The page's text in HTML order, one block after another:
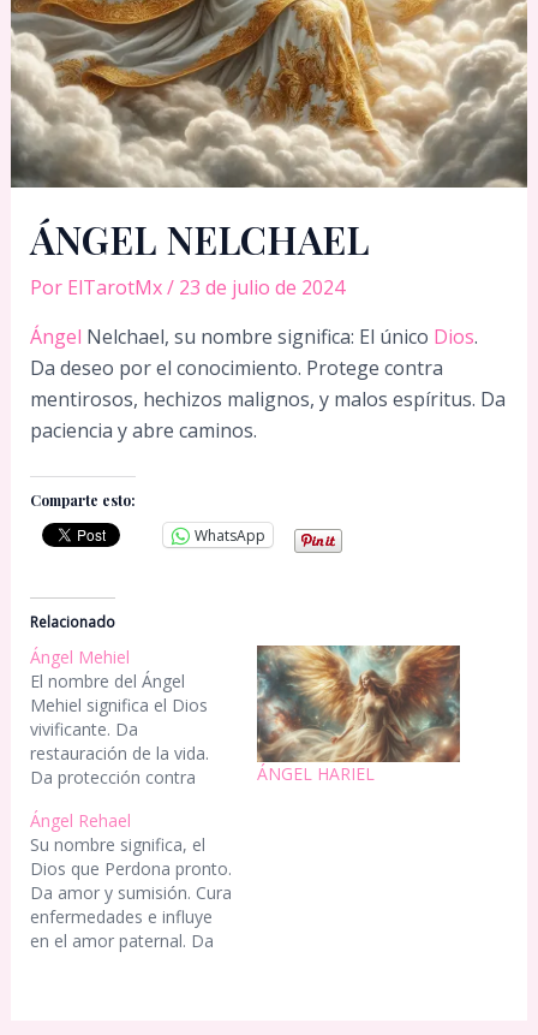
ÁNGEL NELCHAEL
Por ElTarotMx/ 23 de julio de 2024
Ángel Nelchael, su nombre significa: El único Dios.
Da deseo por el conocimiento. Protege contra
mentirosos, hechizos malignos, y malos espíritus. Da
paciencia y abre caminos.
Comparte esto:
WhatsApp
Relacionado
Ángel Mehiel
El nombre del Ángel
Mehiel significa el Dios
vivificante. Da
restauración de la vida.
Da protección contra
bestias salvajes. También
ayuda a ganar destreza
en mercadotecnia o
marketing.
ÁNGEL HARIEL
Ángel Rehael
Su nombre significa, el
Dios que Perdona pronto.
Da amor y sumisión. Cura
enfermedades e influye
en el amor paternal. Da